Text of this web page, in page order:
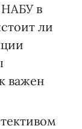
НАБУ в
ли
важен